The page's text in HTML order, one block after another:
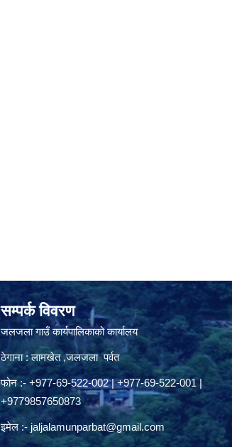
सम्पर्क विवरण
जलजला गाउँ कार्यपालिकाको कार्यालय
ठेगाना : लामखेत ,जलजला पर्वत
फोन :- +977-69-522-002 | +977-69-522-001 |
+9779857650873
इमेल :- jaljalamunparbat@gmail.com